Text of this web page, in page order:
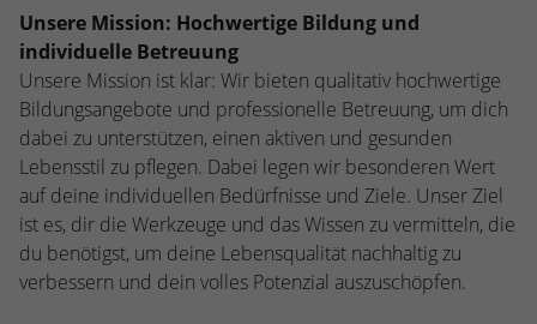
Unsere Mission: Hochwertige Bildung und
individuelle Betreuung
Unsere Mission ist klar: Wir bieten qualitativ hochwertige
Bildungsangebote und professionelle Betreuung, um dich
dabei zu unterstützen, einen aktiven und gesunden
Lebensstil zu pflegen. Dabei legen wir besonderen Wert
auf deine individuellen Bedürfnisse und Ziele. Unser Ziel
ist es, dir die Werkzeuge und das Wissen zu vermitteln, die
du benötigst, um deine Lebensqualität nachhaltig zu
verbessern und dein volles Potenzial auszuschöpfen.
Name SBW_user
Anbieter TYPO3
Laufzeit Sitzungsende
Zweck
Dieses Cookie ist ein Standard-Session-
Cookie von TYPO3. Es speichert im Falle
eines Benutzer-Logins die Session-ID. So
kann der eingeloggte Benutzer
wiedererkannt werden und es wird ihm
Zugang zu geschützten Bereichen gewährt.
Laufzeit 2 Jahre
Zweck
Dieses Cookie wird von Google Analytics
installiert. Das Cookie wird verwendet, um
Besucher-, Sitzungs- und Kampagnendaten
zu berechnen und die Nutzung der
Website für den Analysebericht der
Website zu verfolgen. Die Cookies
speichern Informationen anonym und
weisen eine randoly generierte Nummer